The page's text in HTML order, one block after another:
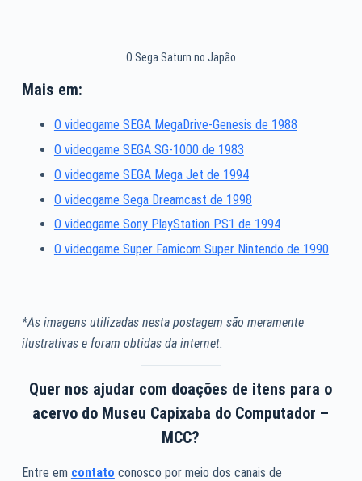
O Sega Saturn no Japão
Mais em:
O videogame SEGA MegaDrive-Genesis de 1988
O videogame SEGA SG-1000 de 1983
O videogame SEGA Mega Jet de 1994
O videogame Sega Dreamcast de 1998
O videogame Sony PlayStation PS1 de 1994
O videogame Super Famicom Super Nintendo de 1990
*As imagens utilizadas nesta postagem são meramente
ilustrativas e foram obtidas da internet.
Quer nos ajudar com doações de itens para o
acervo do Museu Capixaba do Computador –
MCC?
Entre em contato conosco por meio dos canais de